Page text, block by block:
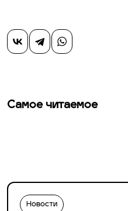
Самое читаемое
Новости